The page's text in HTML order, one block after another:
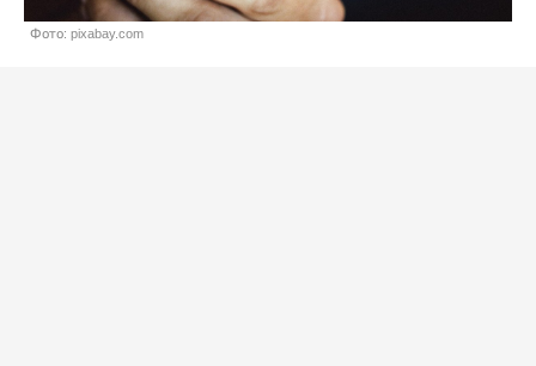
Фото: pixabay.com